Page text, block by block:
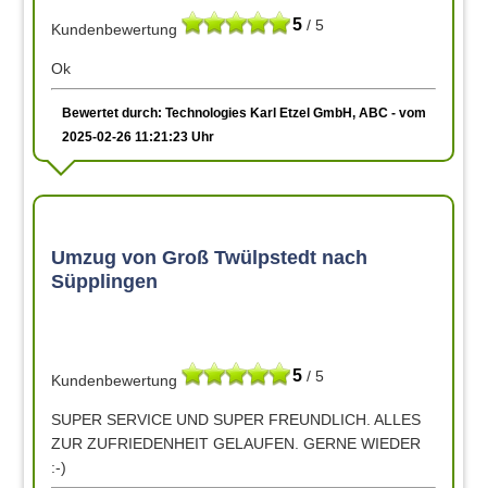
5 / 5
Kundenbewertung
Ok
Bewertet durch: Technologies Karl Etzel GmbH, ABC - vom
2025-02-26 11:21:23 Uhr
Umzug von Groß Twülpstedt nach
Süpplingen
5 / 5
Kundenbewertung
SUPER SERVICE UND SUPER FREUNDLICH. ALLES
ZUR ZUFRIEDENHEIT GELAUFEN. GERNE WIEDER
:-)